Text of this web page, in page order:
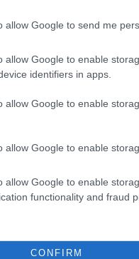
allow Google to send me
allow Google to enable
identifiers in apps.
allow Google to enable
allow Google to enable
allow Google to enable
functionality and fraud
CONFIRM
di Bilancio, mirato a
i pensionati che
minime vengono
diritto a una